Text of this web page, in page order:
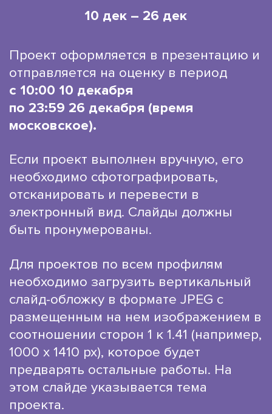
10 дек – 26 дек
Проект оформляется в презентацию и
отправляется на оценку в период
с 10:00 10 декабря
по 23:59 26 декабря (время
московское).
Если проект выполнен вручную, его
необходимо сфотографировать,
отсканировать и перевести в
электронный вид. Слайды должны
быть пронумерованы.
Для проектов по всем профилям
необходимо загрузить вертикальный
слайд-обложку в формате JPEG с
размещенным на нем изображением в
соотношении сторон 1 к 1.41 (например,
1000 х 1410 рх), которое будет
предварять остальные работы. На
этом слайде указывается тема
проекта.